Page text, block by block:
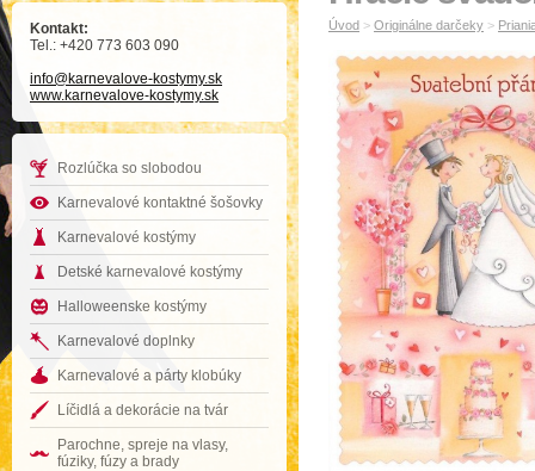
Kontakt:
Tel.: +420 773 603 090
info@karnevalove-kostymy.sk
www.karnevalove-kostymy.sk
Rozlúčka so slobodou
Karnevalové kontaktné šošovky
Karnevalové kostýmy
Detské karnevalové kostýmy
Halloweenske kostýmy
Karnevalové doplnky
Karnevalové a párty klobúky
Líčidlá a dekorácie na tvár
Parochne, spreje na vlasy,
fúziky, fúzy a brady
Úvod > Originálne darčeky >